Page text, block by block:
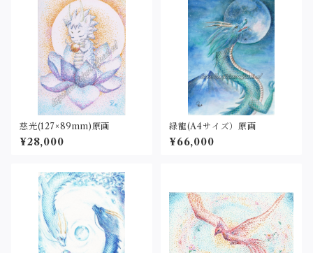
慈光(127×89mm)原画
¥28,000
緑龍(A4サイズ）原画
¥66,000